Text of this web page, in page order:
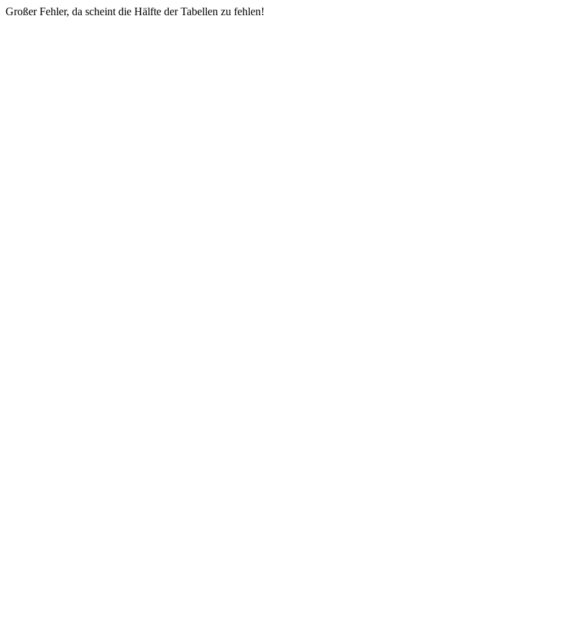
Großer Fehler, da scheint die Hälfte der Tabellen zu fehlen!